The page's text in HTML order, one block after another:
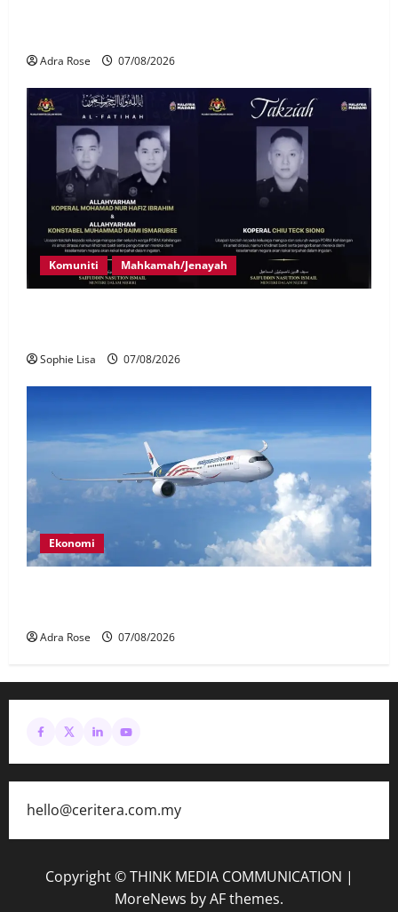
Adra Rose 07/08/2026
Komuniti Mahkamah/Jenayah
Sophie Lisa 07/08/2026
Ekonomi
Adra Rose 07/08/2026
hello@ceritera.com.my
Copyright © THINK MEDIA COMMUNICATION |
MoreNews by AF themes.